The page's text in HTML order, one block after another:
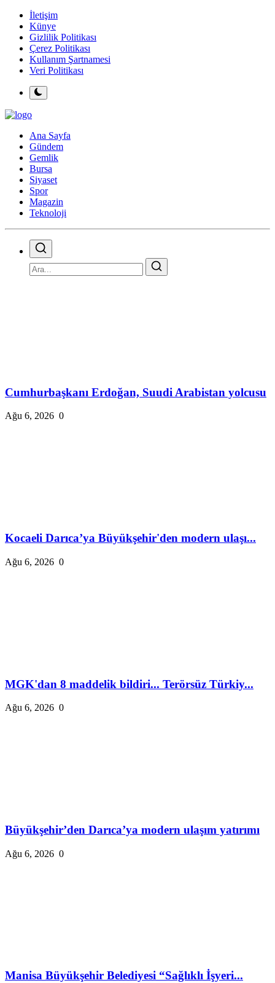
İletişim
Künye
Gizlilik Politikası
Çerez Politikası
Kullanım Şartnamesi
Veri Politikası
Ana Sayfa
Gündem
Gemlik
Bursa
Siyaset
Spor
Magazin
Teknoloji
Cumhurbaşkanı Erdoğan, Suudi Arabistan yolcusu
Ağu 6, 2026 0
Kocaeli Darıca’ya Büyükşehir'den modern ulaşı...
Ağu 6, 2026 0
MGK'dan 8 maddelik bildiri... Terörsüz Türkiy...
Ağu 6, 2026 0
Büyükşehir’den Darıca’ya modern ulaşım yatırımı
Ağu 6, 2026 0
Manisa Büyükşehir Belediyesi “Sağlıklı İşyeri...